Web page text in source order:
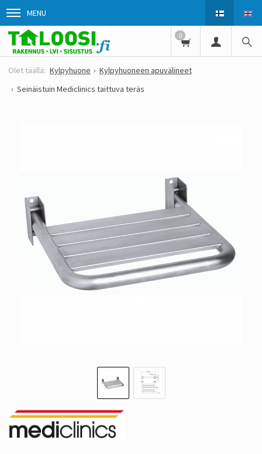
MENU
0
Kylpyhuone
Kylpyhuoneen apuvälineet
Seinäistuin Mediclinics taittuva teräs